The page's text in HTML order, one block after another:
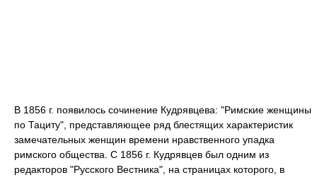
В 1856 г. появилось сочинение Кудрявцева: "Римские женщины
по Тациту", представляющее ряд блестящих характеристик
замечательных женщин времени нравственного упадка
римского общества. С 1856 г. Кудрявцев был одним из
редакторов "Русского Вестника", на страницах которого, в